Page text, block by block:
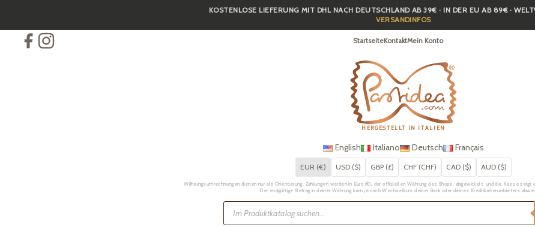
content
KOSTENLOSE LIEFERUNG MIT DHL NACH DEUTSCHLAND AB 39€ · IN DER EU AB 89€ ·
VERSANDINFOS
StartseiteKontaktMein Konto
HERGESTELLT IN ITALIEN
English Italiano Deutsch Français
EUR (€) USD ($) GBP (£) CHF (CHF) CAD ($) AUD ($)
Währungsumrechnungen dienen nur als Orientierung. Zahlungen werden in Euro (€), der offiziellen Währung des Shops, abgewickelt, und die Kasse
Der endgültige Betrag in deiner Währung kann je nach Wechselkurs deiner Bank oder deines Kreditkartenanbieters
Products
search